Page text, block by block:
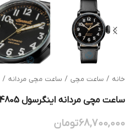
خانه / ساعت مچی / ساعت مچی مردانه /
ساعت مچی مردانه اینگرسول INGERSOLL I04805
68,700,000تومان